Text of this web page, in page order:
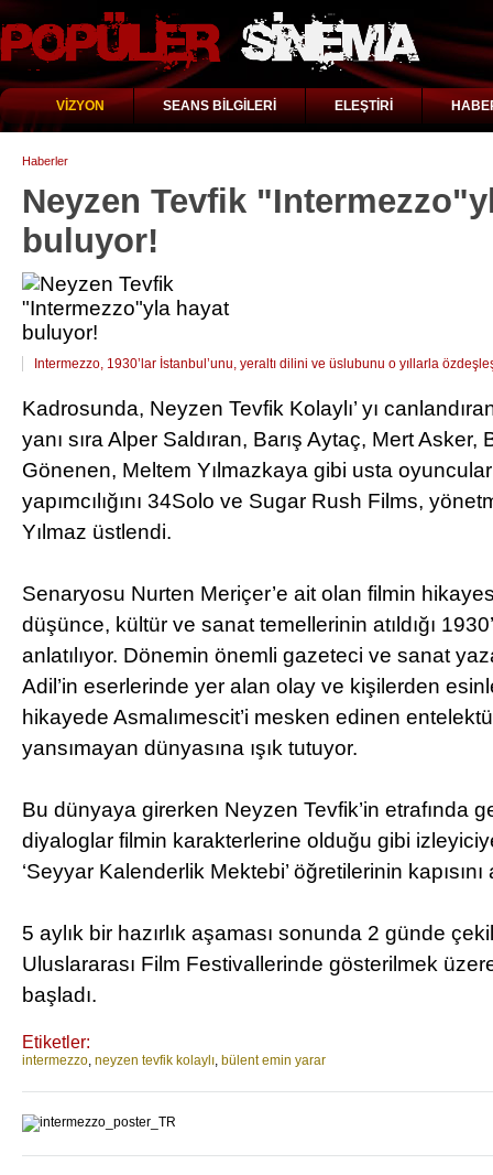
VİZYON SEANS BİLGİLERİ ELEŞTİRİ
Haberler
Neyzen Tevfik
buluyor!
Intermezzo, 1930’lar İstanbul’unu, yeraltı dilini ve üslubunu o yıllarla
Kadrosunda, Neyzen Tevfik Kolaylı’ yı
yanı sıra Alper Saldıran, Barış Aytaç, Mert Asker,
Gönenen, Meltem Yılmazkaya gibi usta
yapımcılığını 34Solo ve Sugar Rush Films,
Yılmaz üstlendi.
Senaryosu Nurten Meriçer’e ait olan filmin
düşünce, kültür ve sanat temellerinin atıldığı
anlatılıyor. Dönemin önemli gazeteci ve sanat
Adil’in eserlerinde yer alan olay ve kişilerden
hikayede Asmalımescit’i mesken edinen
yansımayan dünyasına ışık tutuyor.
Bu dünyaya girerken Neyzen Tevfik’in etrafında
diyaloglar filmin karakterlerine olduğu gibi
‘Seyyar Kalenderlik Mektebi’ öğretilerinin kapısını
5 aylık bir hazırlık aşaması sonunda 2 günde
Uluslararası Film Festivallerinde gösterilmek
başladı.
Etiketler:
intermezzo, neyzen tevfik kolaylı, bülent emin yarar